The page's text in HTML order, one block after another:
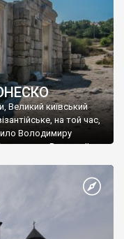
Великий київський
на той час,
Володимиру
Василю ІІ, та
християнином.
Таврійського